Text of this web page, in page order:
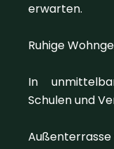
erwarten.
Ruhige
In
Schulen und